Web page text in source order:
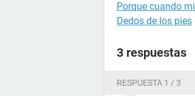
Porque cuando
Dedos de los pies
3 respuestas
RESPUESTA 1 / 3